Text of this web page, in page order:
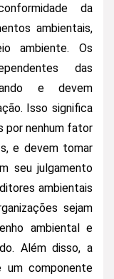
da
ambientais,
ambiente. Os
das
e devem
Isso significa
por nenhum fator
e devem tomar
seu julgamento
ambientais
sejam
ambiental e
Além disso, a
um componente